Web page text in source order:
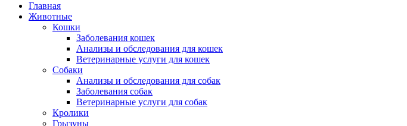
Главная
Животные
Кошки
Заболевания кошек
Анализы и обследования для кошек
Ветеринарные услуги для кошек
Собаки
Анализы и обследования для собак
Заболевания собак
Ветеринарные услуги для собак
Кролики
Грызуны